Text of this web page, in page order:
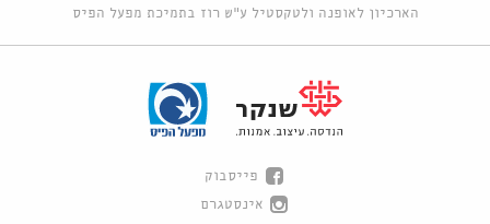
הארכיון לאופנה ולטקסטיל ע"ש רוז בתמיכת מפעל הפיס
פייסבוק
אינסטגרם